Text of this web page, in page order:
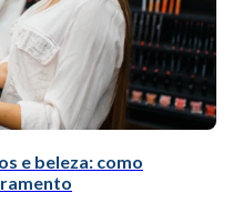
e beleza: como